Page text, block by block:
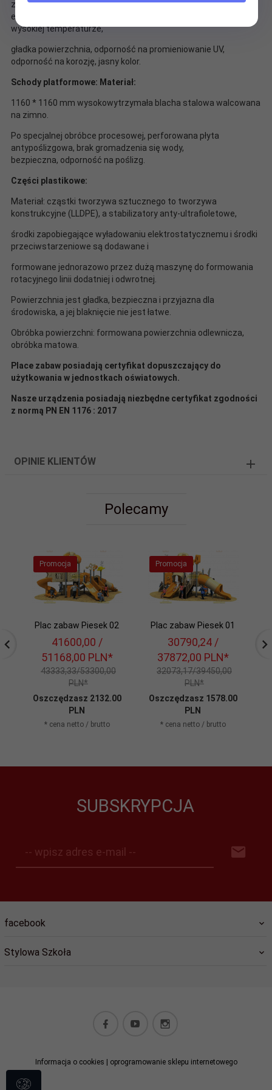
zewnętrzna żywica poliestrowa w proszku farba
elektromagnetyczna o wysokiej temperaturze, utwardzanie w
wysokiej temperaturze,
gładka powierzchnia, odporność na promieniowanie UV,
odporność na korozję, jasny kolor.
Schody platformowe: Materiał:
1160 * 1160 mm wysokowytrzymała blacha stalowa walcowana
na zimno.
Po specjalnej obróbce procesowej, perforowana płyta
antypoślizgowa, brak gromadzenia się wody,
bezpieczna, odporność na poślizg.
Części plastikowe:
Materiał: cząstki tworzywa sztucznego to tworzywa
konstrukcyjne (LLDPE), a stabilizatory anty-ultrafioletowe,
środki zapobiegające wyładowaniu elektrostatycznemu i środki
przeciwstarzeniowe są dodawane i
formowane jednorazowo przez dużą maszynę do formowania
rotacyjnego linii dodatniej i odwrotnej.
Powierzchnia jest gładka, bezpieczna i przyjazna dla
środowiska, a jej blaknięcie nie jest łatwe.
Obróbka powierzchni: formowana powierzchnia odlewnicza,
obróbka matowa.
Place zabaw posiadają certyfikat dopuszczający do
użytkowania w jednostkach oświatowych.
Nasze urządzenia posiadają niezbędne certyfikat zgodności
z normą PN EN 1176 : 2017
OPINIE KLIENTÓW
Polecamy
Promocja
Plac zabaw Piesek 02
41600,00 /
51168,00 PLN*
43333,33/53300,00
PLN*
Oszczędzasz 2132.00
PLN
* cena netto / brutto
Promocja
Plac zabaw Piesek 01
30790,24 /
37872,00 PLN*
32073,17/39450,00
PLN*
Oszczędzasz 1578.00
PLN
* cena netto / brutto
SUBSKRYPCJA
-- wpisz adres e-mail --
facebook
Stylowa Szkoła
biuro@stylowaszkola.pl
Informacja o cookies oprogramowanie sklepu internetowego